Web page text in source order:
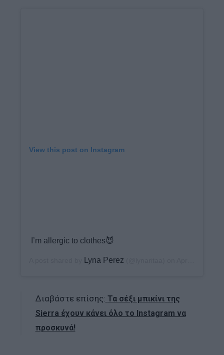
View this post on Instagram
I’m allergic to clothes😈
Lyna Perez
Διαβάστε επίσης: Τα σέξι μπικίνι της
Sierra έχουν κάνει όλο το Instagram να
προσκυνά!